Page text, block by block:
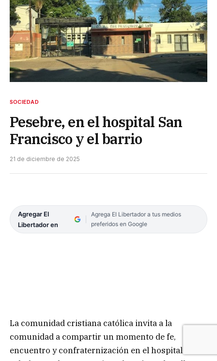
SOCIEDAD
Pesebre, en el hospital San
Francisco y el barrio
21 de diciembre de 2025
Agregar El
Libertador en
Agrega El Libertador a tus medios
preferidos en Google
La comunidad cristiana católica invita a la
comunidad a compartir un momento de fe,
encuentro y confraternización en el hospital de